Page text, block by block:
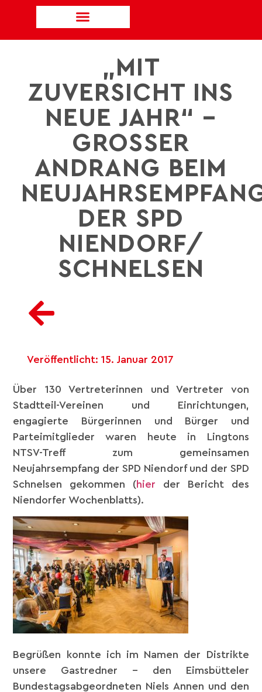
„MIT
ZUVERSICHT INS
NEUE JAHR“ –
GROSSER A
NDRANG BEIM N
EUJAHRSEMPFANG
ER SPD N
IENDORF/ S
CHNELSEN
Veröffentlicht: 15. Januar 2017
Über 130 Vertreterinnen und Vertreter von
Stadtteil-Vereinen und Einrichtungen,
engagierte Bürgerinnen und Bürger und
Parteimitglieder waren heute in Lingtons
NTSV-Treff zum gemeinsamen
Neujahrsempfang der SPD Niendorf und der SPD
Schnelsen gekommen (hier der Bericht des
Niendorfer Wochenblatts).
Begrüßen konnte ich im Namen der Distrikte
unsere Gastredner – den Eimsbütteler
Bundestagsabgeordneten Niels Annen und den